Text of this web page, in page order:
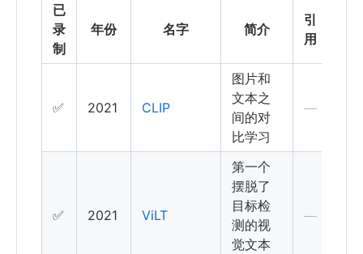
已
录
制
年份 名字 简介
引
用
✅ 2021 CLIP
图片和
文本之
间的对
比学习
✅ 2021 ViLT
第一个
摆脱了
目标检
测的视
觉文本